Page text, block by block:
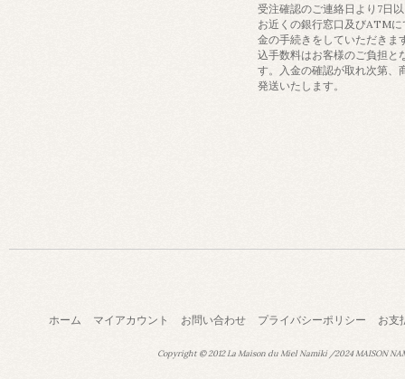
受注確認のご連絡日より7日
お近くの銀行窓口及びATMに
金の手続きをしていただきま
込手数料はお客様のご負担と
す。入金の確認が取れ次第、
発送いたします。
ホーム マイアカウント お問い合わせ プライバシーポリシー お支
Copyright © 2012 La Maison du Miel Namiki /2024 MAISON